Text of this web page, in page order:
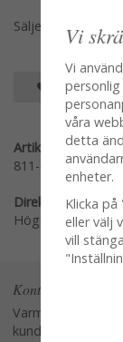
Säljes en och en
SPARA SOM
Artikelnummer:
811-034-00
Direktlänk:
Högerklicka och
Kontakta oss
Varmt
kundtjänst.
Vi
Vi
våra
detta
enheter.
Klicka
eller välj
vill